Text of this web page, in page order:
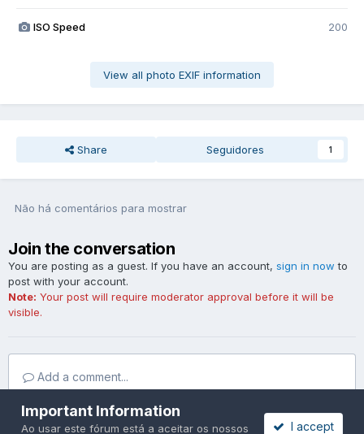
ISO Speed 200
View all photo EXIF information
Share Seguidores 1
Não há comentários para mostrar
Join the conversation
You are posting as a guest. If you have an account, sign in now to
post with your account.
Note: Your post will require moderator approval before it will be
visible.
Add a comment...
Important Information
Ao usar este fórum está a aceitar os nossos I accept